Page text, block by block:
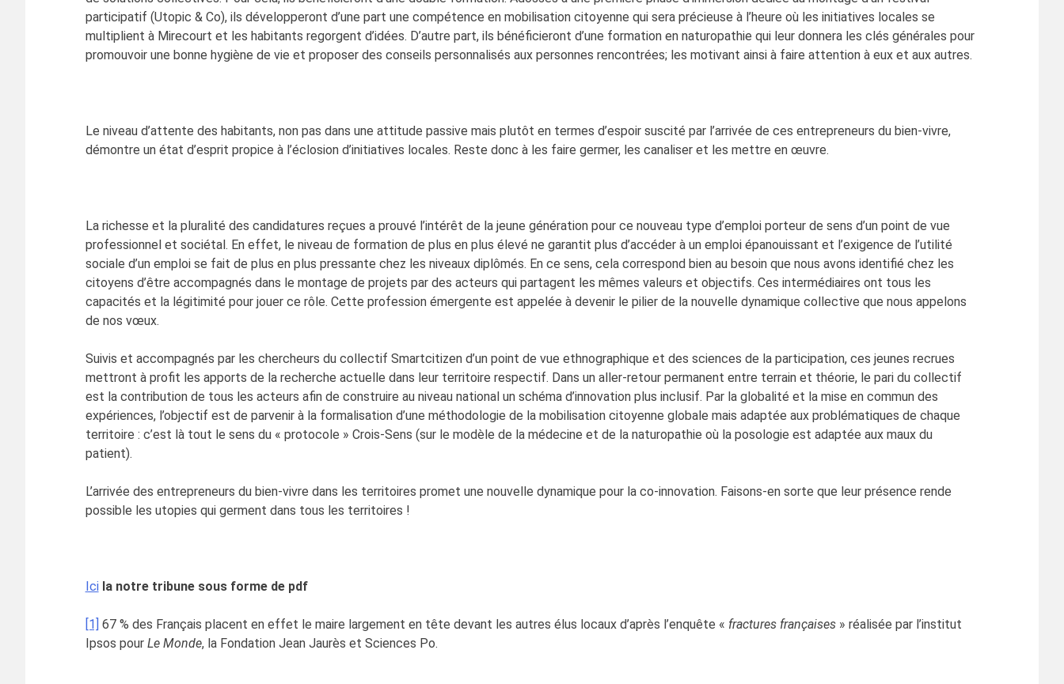
participatif (Utopic & Co), ils développeront d’une part une compétence en mobilisation citoyenne qui sera précieuse à l’heure où les initiatives locales se
multiplient à Mirecourt et les habitants regorgent d’idées. D’autre part, ils bénéficieront d’une formation en naturopathie qui leur donnera les clés générales pour
promouvoir une bonne hygiène de vie et proposer des conseils personnalisés aux personnes rencontrées; les motivant ainsi à faire attention à eux et aux autres.
Le niveau d’attente des habitants, non pas dans une attitude passive mais plutôt en termes d’espoir suscité par l’arrivée de ces entrepreneurs du bien-vivre,
démontre un état d’esprit propice à l’éclosion d’initiatives locales. Reste donc à les faire germer, les canaliser et les mettre en œuvre.
La richesse et la pluralité des candidatures reçues a prouvé l’intérêt de la jeune génération pour ce nouveau type d’emploi porteur de sens d’un point de vue
professionnel et sociétal. En effet, le niveau de formation de plus en plus élevé ne garantit plus d’accéder à un emploi épanouissant et l’exigence de l’utilité
sociale d’un emploi se fait de plus en plus pressante chez les niveaux diplômés. En ce sens, cela correspond bien au besoin que nous avons identifié chez les
citoyens d’être accompagnés dans le montage de projets par des acteurs qui partagent les mêmes valeurs et objectifs. Ces intermédiaires ont tous les
capacités et la légitimité pour jouer ce rôle. Cette profession émergente est appelée à devenir le pilier de la nouvelle dynamique collective que nous appelons
de nos vœux.
Suivis et accompagnés par les chercheurs du collectif Smartcitizen d’un point de vue ethnographique et des sciences de la participation, ces jeunes recrues
mettront à profit les apports de la recherche actuelle dans leur territoire respectif. Dans un aller-retour permanent entre terrain et théorie, le pari du collectif
est la contribution de tous les acteurs afin de construire au niveau national un schéma d’innovation plus inclusif. Par la globalité et la mise en commun des
expériences, l’objectif est de parvenir à la formalisation d’une méthodologie de la mobilisation citoyenne globale mais adaptée aux problématiques de chaque
territoire : c’est là tout le sens du « protocole » Crois-Sens (sur le modèle de la médecine et de la naturopathie où la posologie est adaptée aux maux du
patient).
L’arrivée des entrepreneurs du bien-vivre dans les territoires promet une nouvelle dynamique pour la co-innovation. Faisons-en sorte que leur présence rende
possible les utopies qui germent dans tous les territoires !
Ici la notre tribune sous forme de pdf
[1] 67 % des Français placent en effet le maire largement en tête devant les autres élus locaux d’après l’enquête « fractures françaises» réalisée par l’institut
Ipsos pour Le Monde, la Fondation Jean Jaurès et Sciences Po.